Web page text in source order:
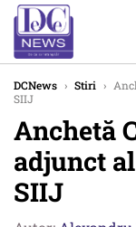
DCNews › Stiri ›
SIIJ
Anchetă
adjunct
SIIJ